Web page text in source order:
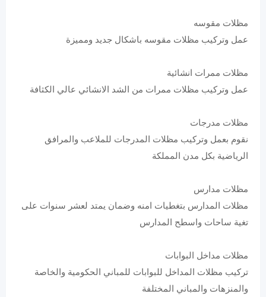
مظلات مقوسه
عمل وتركيب مظلات مقوسه باشكال جديد ومميزة
مظلات ممرات انشائية
عمل وتركيب مظلات ممرات من الشد الانشائي عالي الكثافة
مظلات مدرجات
نقوم بعمل وتركيب مظلات المدرجات للملاعب والمرافق
الرياضية بكل مدن المملكة
مظلات مدارس
مظلات المدارس بتغطيات امنه وضمان يمتد لعشر سنوات على
تغية ساحات واسطح المدارس
مظلات مداخل البوابات
تركيب مظلات المداخل للبوابات للمباني الحكومية والخاصة
والمنزهات والمباني المختلفة